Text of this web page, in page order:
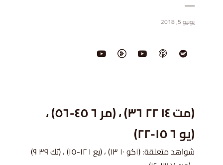
يونيو 5, 2018
(مت ١٤ ٢٢ ٣٦) ، (
مر ٦ ٤٥-٥٦) ،
(يو ٦ ١٥-٢٢)
شواهد متعلقة: (١كو ١٠ ١٣) ، (يع ١ ١٢-١٥) ، (تك ٣٩ ٩)